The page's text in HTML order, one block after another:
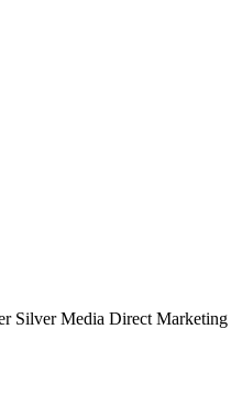
Silver Media Direct Marketing